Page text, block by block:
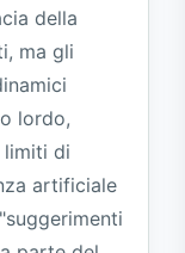
della
ma gli
lordo,
limiti di
artificiale